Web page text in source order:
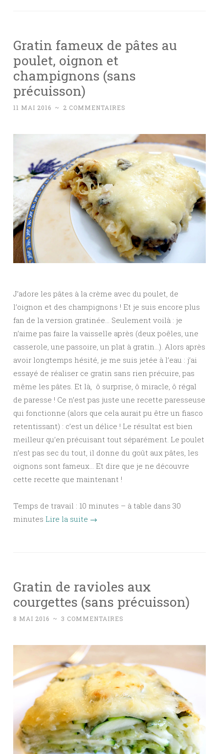
Gratin fameux de pâtes au
poulet, oignon et
champignons (sans
précuisson)
11 MAI 2016 ~ 2 COMMENTAIRES
J’adore les pâtes à la crème avec du poulet, de
l’oignon et des champignons ! Et je suis encore plus
fan de la version gratinée… Seulement voilà : je
n’aime pas faire la vaisselle après (deux poêles, une
casserole, une passoire, un plat à gratin…). Alors après
avoir longtemps hésité, je me suis jetée à l’eau : j’ai
essayé de réaliser ce gratin sans rien précuire, pas
même les pâtes. Et là, ô surprise, ô miracle, ô régal
de paresse ! Ce n’est pas juste une recette paresseuse
qui fonctionne (alors que cela aurait pu être un fiasco
retentissant) : c’est un délice ! Le résultat est bien
meilleur qu’en précuisant tout séparément. Le poulet
n’est pas sec du tout, il donne du goût aux pâtes, les
oignons sont fameux… Et dire que je ne découvre
cette recette que maintenant !
Temps de travail : 10 minutes – à table dans 30
minutes Lire la suite →
Gratin de ravioles aux
courgettes (sans précuisson)
8 MAI 2016 ~ 3 COMMENTAIRES